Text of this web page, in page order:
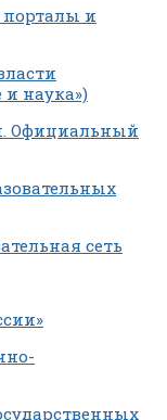
порталы и
наука»)
Официальный
сеть